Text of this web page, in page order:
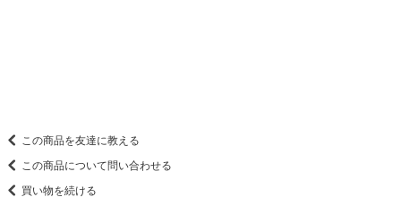
この商品を友達に教える
この商品について問い合わせる
買い物を続ける